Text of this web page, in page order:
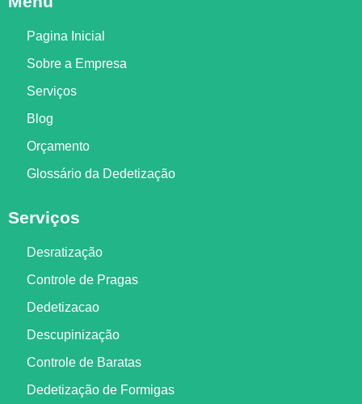
Pagina Inicial
Sobre a Empresa
Serviços
Blog
Orçamento
Glossário da Dedetização
Serviços
Desratização
Controle de Pragas
Dedetizacao
Descupinização
Controle de Baratas
Dedetização de Formigas